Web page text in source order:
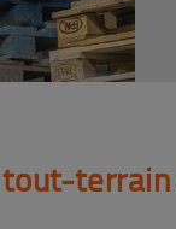
terrain